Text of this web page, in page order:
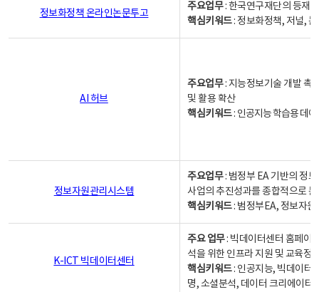
정보화정책 온라인논문투고
주요업무: 한국연구재단의 등재
핵심키워드: 정보화정책, 저널,
AI 허브
주요업무: 지능정보기술 개발 촉
및 활용 확산
핵심키워드: 인공지능 학습용 데
정보자원관리시스템
주요업무: 범정부 EA 기반의 정
사업의 추진성과를 종합적으로
핵심키워드: 범정부EA, 정보자
K-ICT 빅데이터센터
주요 업무: 빅데이터센터 홈페이
석을 위한 인프라 지원 및 교육정
핵심키워드: 인공지능, 빅데이터,
명, 소셜분석, 데이터 크리에이터